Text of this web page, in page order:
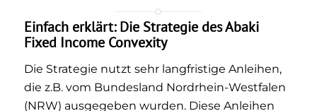
Einfach erklärt: Die Strategie des Abaki
Fixed Income Convexity
Die Strategie nutzt sehr langfristige Anleihen,
die z.B. vom Bundesland Nordrhein-Westfalen
(NRW) ausgegeben wurden. Diese Anleihen